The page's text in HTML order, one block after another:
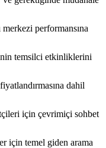
merkezi performansına
temsilci etkinliklerini
dahil
için çevrimiçi sohbet
için temel giden arama